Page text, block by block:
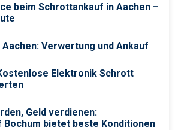
beim Schrottankauf in Aachen –
Verwertung und Ankauf
Elektronik Schrott
Geld verdienen:
bietet beste Konditionen